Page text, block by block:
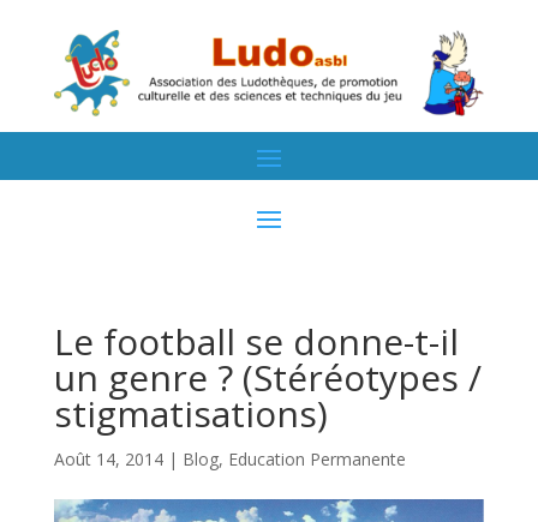
Le football se donne-t-il
un genre ? (Stéréotypes /
stigmatisations)
Août 14, 2014| Blog, Education Permanente